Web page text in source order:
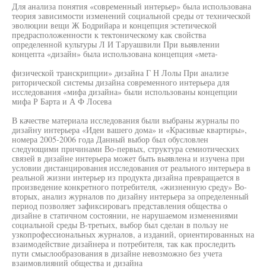
Для анализа понятия «современный интерьер» была использована
теория зависимости изменений социальной среды от технической
эволюции вещи Ж Бодрийара и концепция эстетической
предрасположенности к тектоническому как свойства
определенной культуры Л И Таруашвили При выявлении
концепта «дизайн» была использована концепция «мета-
физической транскрипции» дизайна Г Н Лолы При анализе
риторической системы дизайна современного интерьера для
исследования «мифа дизайна» были использованы концепции
мифа Р Барта и А Ф Лосева
В качестве материала исследования были выбраны журналы по
дизайну интерьера «Идеи вашего дома» и «Красивые квартиры»,
номера 2005-2006 года Данный выбор был обусловлен
следующими причинами Во-первых, структура семиотических
связей в дизайне интерьера может быть выявлена и изучена при
условии дистанцирования исследования от реального интерьера в
реальной жизни интерьер из продукта дизайна превращается в
произведение конкретного потребителя, «жизненную среду» Во-
вторых, анализ журналов по дизайну интерьера за определенный
период позволяет зафиксировагь представления общества о
дизайне в статичном состоянии, не нарушаемом изменениями
социальной среды В-третьих, выбор был сделан в пользу не
узкопрофессиональных журналов, а изданий, ориентированных на
взаимодействие дизайнера и потребителя, так как проследить
пути смыслообразования в дизайне невозможно без учета
взаимовлияний общества и дизайна